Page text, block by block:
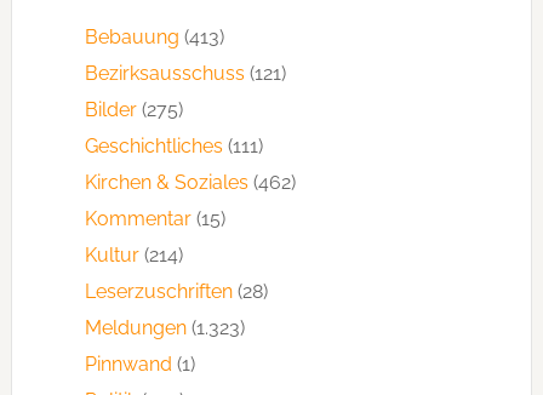
Bebauung (413)
Bezirksausschuss (121)
Bilder(275)
Geschichtliches (111)
Kirchen & Soziales (462)
Kommentar(15)
Kultur(214)
Leserzuschriften(28)
Meldungen(1.323)
Pinnwand (1)